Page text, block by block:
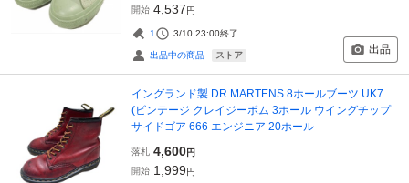
開始 4,537円
1 3/10 23:00終了
出品中の商品 ストア 出品
イングランド製 DR MARTENS 8ホールブーツ UK7
(ビンテージ クレイジーボム 3ホール ウイングチップ
サイドゴア 666 エンジニア 20ホール
落札 4,600円
開始 1,999円